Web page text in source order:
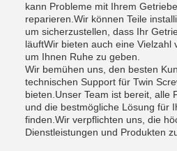
kann Probleme mit Ihrem
reparieren.Wir können Teile
um sicherzustellen, dass Ihr
läuftWir bieten auch eine Vielzahl
um Ihnen Ruhe zu geben.
Wir bemühen uns, den besten
technischen Support für Twin
bieten.Unser Team ist bereit, alle
und die bestmögliche Lösung für
finden.Wir verpflichten uns, die
Dienstleistungen und Produkten